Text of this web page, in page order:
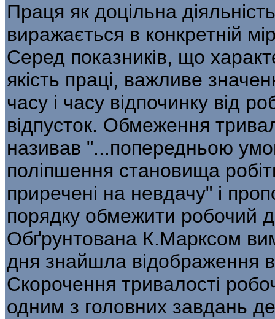
Праця як доцільна
виражається в конкретній
Серед показників, що
якість праці, важливе
часу і часу відпочинку від
відпусток. Обмеження
називав "...попередньою
поліпшення становища
приречені на невдачу" і
порядку обмежити робочий
Обґрунтована К.Марксом
дня знайшла відображення в
Скорочення тривалості
одним з головних завдань